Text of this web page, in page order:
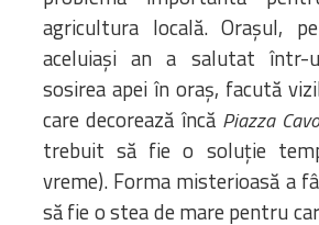
agricultura locală. Orașul,
aceluiași an a salutat într-
sosirea apei în oraș, facută
care decorează încă Piazza
trebuit să fie o soluție
vreme). Forma misterioasă a
să fie o stea de mare pentru